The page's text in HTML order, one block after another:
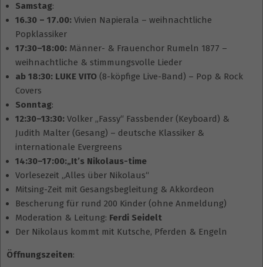
Samstag:
16.30 – 17.00: Vivien Napierala – weihnachtliche
Popklassiker
17:30–18:00: Männer- & Frauenchor Rumeln 1877 –
weihnachtliche & stimmungsvolle Lieder
ab 18:30: LUKE VITO (8-köpfige Live-Band) – Pop & Rock
Covers
Sonntag:
12:30–13:30: Volker „Fassy“ Fassbender (Keyboard) &
Judith Malter (Gesang) – deutsche Klassiker &
internationale Evergreens
14:30–17:00:„It’s Nikolaus-time
Vorlesezeit „Alles über Nikolaus“
Mitsing-Zeit mit Gesangsbegleitung & Akkordeon
Bescherung für rund 200 Kinder (ohne Anmeldung)
Moderation & Leitung: Ferdi Seidelt
Der Nikolaus kommt mit Kutsche, Pferden & Engeln
Öffnungszeiten: